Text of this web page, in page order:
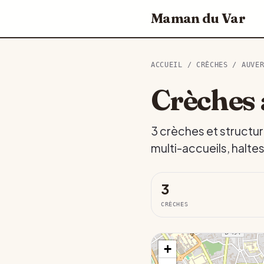
Maman du Var
ACCUEIL / CRÈCHES /
Crèches
3 crèches et
multi-accueils,
3
CRÈCHES
+